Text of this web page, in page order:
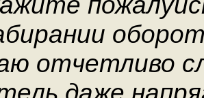
отчетливо